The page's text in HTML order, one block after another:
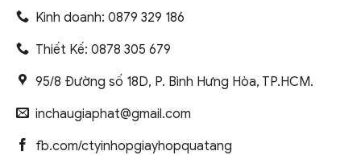
Kinh doanh: 0879 329 186
Thiết Kế: 0878 305 679
95/8 Đường số 18D, P. Bình Hưng Hòa, TP.HCM.
inchaugiaphat@gmail.com
fb.com/ctyinhopgiayhopquatang